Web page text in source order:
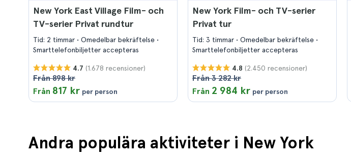
New York East Village Film- och
TV-serier Privat rundtur
Tid: 2 timmar
Omedelbar bekräftelse
Smarttelefonbiljetter accepteras
4.7 (1.678 recensioner)
Från 898 kr
Från 817 kr per person
New York Film- och TV-serier
Privat tur
Tid: 3 timmar
Omedelbar bekräftelse
Smarttelefonbiljetter accepteras
4.8 (2.450 recensioner)
Från 3 282 kr
Från 2 984 kr per person
Andra populära aktiviteter i New York